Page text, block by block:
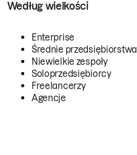
Według wielkości
Enterprise
Średnie przedsiębiorstwa
Niewielkie zespoły
Soloprzedsiębiorcy
Freelancerzy
Agencje